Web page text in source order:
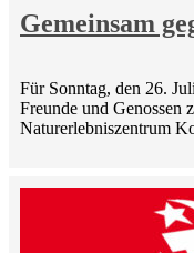
Gemeinsam
Für Sonntag, den 26.
Freunde und Genossen
Naturerlebniszentrum